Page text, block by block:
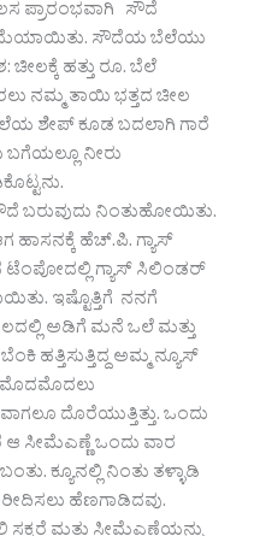
ಪ್ರಾರಂಭವಾಗಿ ಸೌದೆ
ಸೌದೆಯ ಬೆಲೆಯು
ಹತ್ತು ರೂ. ಬೆಲೆ
ನಮ್ಮ ತಾಯಿ ಭತ್ತದ ಚೀಲ
ಶೇಪ್ ಕೂಡ ಬದಲಾಗಿ ಗಾರೆ
ಬಗೆಯಲ್ಲೂ ನೀರು
ಬರುವುದು ನಿಂತುಹೋಯಿತು.
ಹಾಸನಕ್ಕೆ ಹೆಚ್.ಪಿ. ಗ್ಯಾಸ್
ಟೆಂಪೋದಲ್ಲಿ ಗ್ಯಾಸ್ ಸಿಲಿಂಡರ್
ಇಷ್ಟೊತ್ತಿಗೆ ನನಗೆ
ಅಡಿಗೆ ಮನೆ ಒಲೆ ಮತ್ತು
ಹತ್ತಿಸುತ್ತಿದ್ದ ಅಮ್ಮ ನ್ಯೂಸ್
ಮೊದಮೊದಲು
ದೊರೆಯುತ್ತಿತ್ತು. ಒಂದು
ಸೀಮೆಎಣ್ಣೆ ಒಂದು ವಾರ
ಕ್ಯೂನಲ್ಲಿ ನಿಂತು ತಳ್ಳಾಡಿ
ಹೆಣಗಾಡಿದವು.